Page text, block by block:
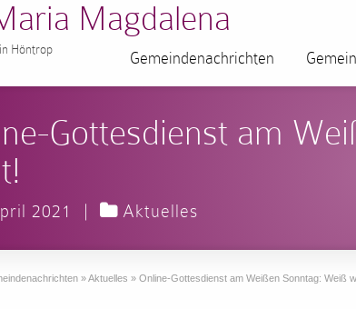
Magdalena
Höntrop Gemeindenachrichten
Gottesdienst am
2021 | Aktuelles
»Aktuelles » Online-Gottesdienst am Weißen Sonntag: Weiß